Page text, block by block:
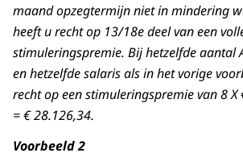
maand opzegtermijn niet in mindering
heeft u recht op 13/18e deel van een
stimuleringspremie. Bij hetzelfde aantal
en hetzelfde salaris als in het vorige
recht op een stimuleringspremie van 8
= € 28.126,34.
Voorbeeld 2